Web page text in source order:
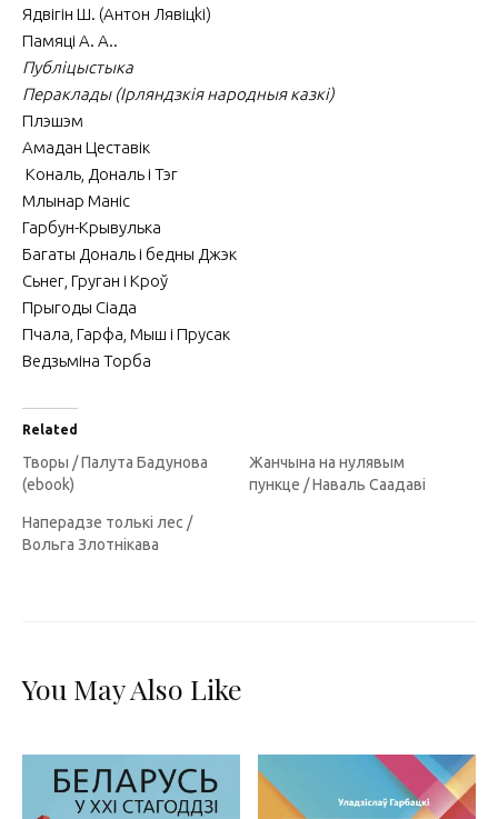
Ядвігін Ш. (Антон Лявіцkі)
Памяці А. А..
Публіцыстыка
Пераклады (Ірляндзкія народныя казкі)
Плэшэм
Амадан Цеставік
Кональ, Дональ і Тэг
Млынар Маніс
Гарбун-Крывулька
Багаты Дональ і бедны Джэк
Сьнег, Груган і Кроў
Прыгоды Сіада
Пчала, Гарфа, Мыш і Прусак
Ведзьміна Торба
Related
Творы / Палута Бадунова
(ebook)
Жанчына на нулявым
пункце / Наваль Саадаві
Наперадзе толькі лес /
Вольга Злотнікава
You May Also Like